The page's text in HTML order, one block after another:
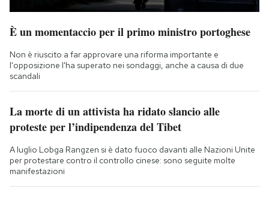
È un momentaccio per il primo ministro portoghese
Non è riuscito a far approvare una riforma importante e
l'opposizione l'ha superato nei sondaggi, anche a causa di due
scandali
La morte di un attivista ha ridato slancio alle
proteste per l’indipendenza del Tibet
A luglio Lobga Rangzen si è dato fuoco davanti alle Nazioni Unite
per protestare contro il controllo cinese: sono seguite molte
manifestazioni